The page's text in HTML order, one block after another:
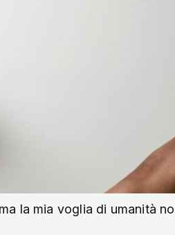
la mia voglia di umanità